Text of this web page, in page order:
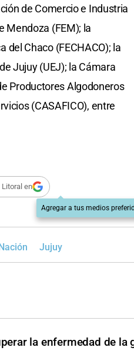
de Comercio e Industria
Mendoza (FEM); la
del Chaco (FECHACO); la
Jujuy (UEJ); la Cámara
Productores Algodoneros
(CASAFICO), entre
Litoral en
Agregar a tus medios
Jujuy
la enfermedad de la